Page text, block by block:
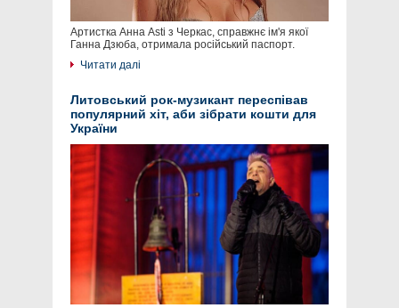
Артистка Анна Asti з Черкас, справжнє ім'я якої
Ганна Дзюба, отримала російський паспорт.
Читати далі
Литовський рок-музикант переспівав
популярний хіт, аби зібрати кошти для
України